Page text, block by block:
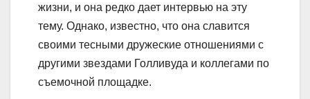
жизни, и она редко дает интервью на эту
тему. Однако, известно, что она славится
своими тесными дружеские отношениями с
другими звездами Голливуда и коллегами по
съемочной площадке.